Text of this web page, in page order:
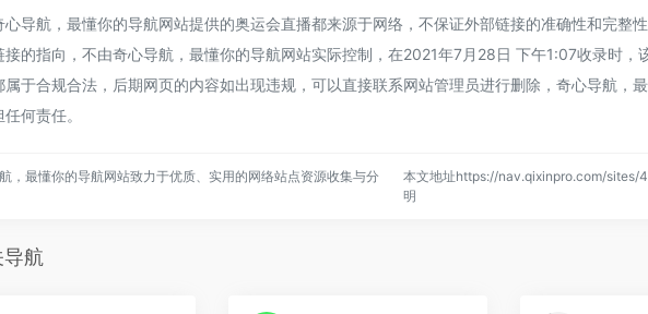
心导航，最懂你的导航网站提供的奥运会直播都来源于网络，不保证外部链接的准确性和完整
接的指向，不由奇心导航，最懂你的导航网站实际控制，在2021年7月28日 下午1:07收录时，
属于合规合法，后期网页的内容如出现违规，可以直接联系网站管理员进行删除，奇心导航，
何责任。
，最懂你的导航网站致力于优质、实用的网络站点资源收集与分
本文地址https://nav.qixinpro.com/sites/
明
航